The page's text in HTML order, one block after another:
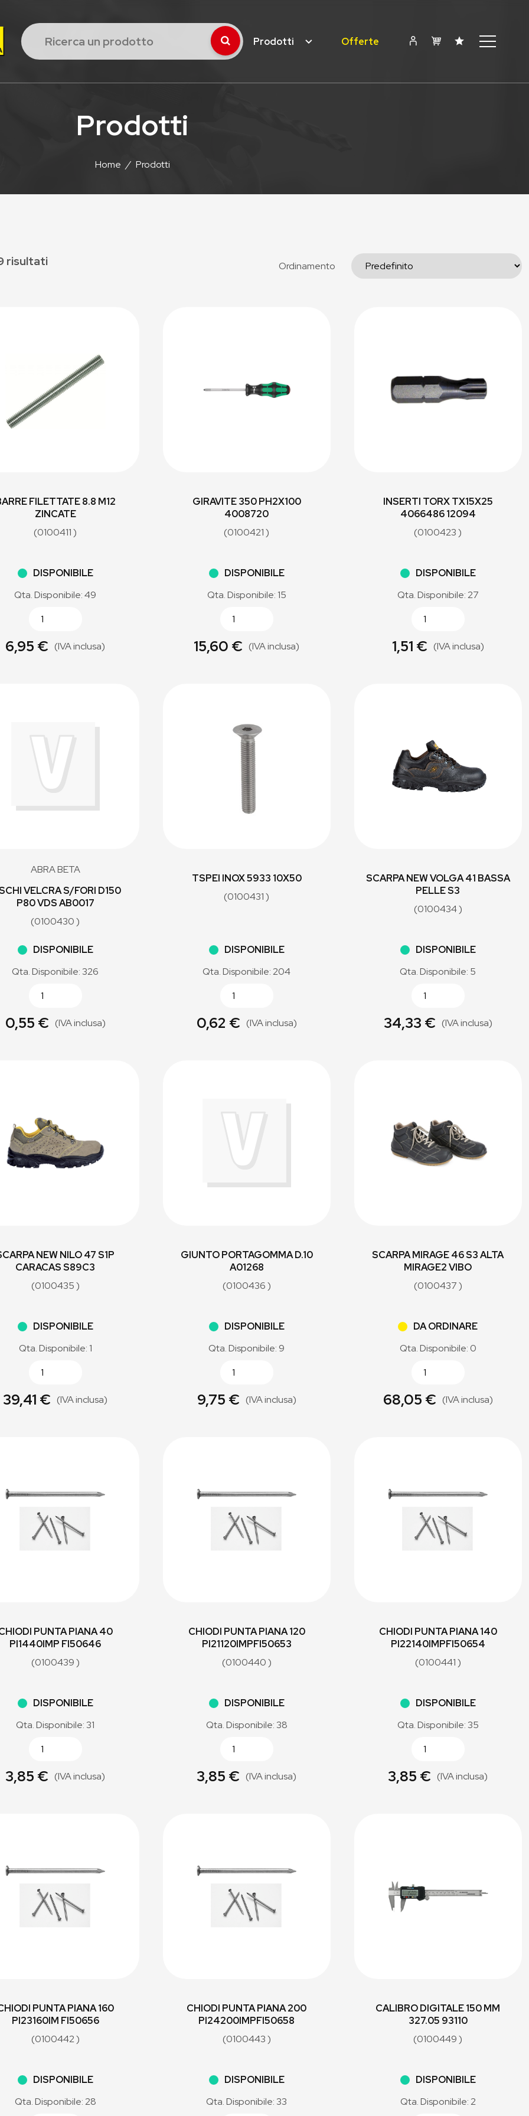
Prodotti Offerte
Prodotti
Home / Prodotti
risultati Ordinamento
FILETTATE 8.8 M12
ZINCATE
(0100411 )
DISPONIBILE
Qta. Disponibile: 49
6,95 € (IVA inclusa)
GIRAVITE 350 PH2X100
4008720
(0100421 )
DISPONIBILE
Qta. Disponibile: 15
15,60 € (IVA inclusa)
INSERTI TORX TX15X25
4066486 12094
(0100423 )
DISPONIBILE
Qta. Disponibile: 27
1,51 € (IVA inclusa)
ABRA BETA
VELCRA S/FORI D150
P80 VDS AB0017
(0100430 )
DISPONIBILE
Qta. Disponibile: 326
0,55 € (IVA inclusa)
TSPEI INOX 5933 10X50
(0100431 )
DISPONIBILE
Qta. Disponibile: 204
0,62 € (IVA inclusa)
SCARPA NEW VOLGA 41 BASSA
PELLE S3
(0100434 )
DISPONIBILE
Qta. Disponibile: 5
34,33 € (IVA inclusa)
NEW NILO 47 S1P
CARACAS S89C3
(0100435 )
DISPONIBILE
Qta. Disponibile: 1
39,41 € (IVA inclusa)
GIUNTO PORTAGOMMA D.10
A01268
(0100436 )
DISPONIBILE
Qta. Disponibile: 9
9,75 € (IVA inclusa)
SCARPA MIRAGE 46 S3 ALTA
MIRAGE2 VIBO
(0100437 )
DA ORDINARE
Qta. Disponibile: 0
68,05 € (IVA inclusa)
PUNTA PIANA 40
PI1440IMP FI50646
(0100439 )
DISPONIBILE
Qta. Disponibile: 31
3,85 € (IVA inclusa)
CHIODI PUNTA PIANA 120
PI21120IMPFI50653
(0100440 )
DISPONIBILE
Qta. Disponibile: 38
3,85 € (IVA inclusa)
CHIODI PUNTA PIANA 140
PI22140IMPFI50654
(0100441 )
DISPONIBILE
Qta. Disponibile: 35
3,85 € (IVA inclusa)
PUNTA PIANA 160
PI23160IM FI50656
(0100442 )
DISPONIBILE
Qta. Disponibile: 28
CHIODI PUNTA PIANA 200
PI24200IMPFI50658
(0100443 )
DISPONIBILE
Qta. Disponibile: 33
CALIBRO DIGITALE 150 MM
327.05 93110
(0100449 )
DISPONIBILE
Qta. Disponibile: 2